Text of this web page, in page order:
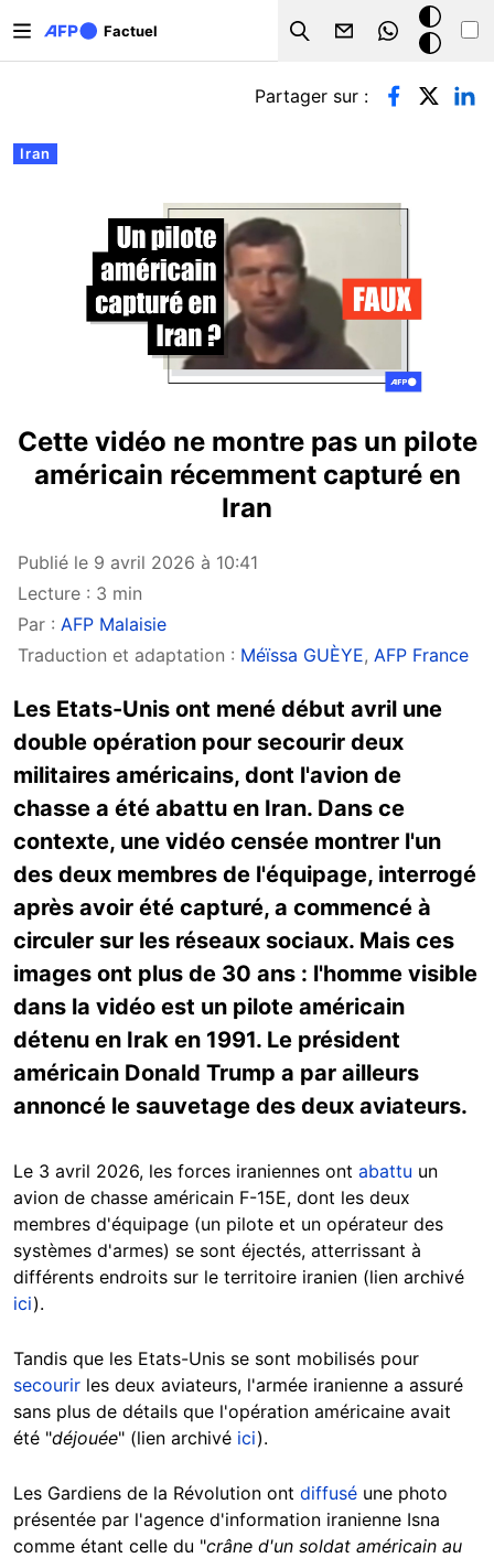
Factuel
Search
Mode
sombre
Onglets principaux
Iran
Partager sur :
Cette vidéo ne montre pas un pilote
américain récemment capturé en
Iran
Publié le 9 avril 2026 à 10:41
Lecture : 3 min
Par : AFP Malaisie
Traduction et adaptation : Méïssa GUÈYE, AFP France
Les Etats-Unis ont mené début avril une
double opération pour secourir deux
militaires américains, dont l'avion de
chasse a été abattu en Iran. Dans ce
contexte, une vidéo censée montrer l'un
des deux membres de l'équipage, interrogé
après avoir été capturé, a commencé à
circuler sur les réseaux sociaux. Mais ces
images ont plus de 30 ans : l'homme visible
dans la vidéo est un pilote américain
détenu en Irak en 1991. Le président
américain Donald Trump a par ailleurs
annoncé le sauvetage des deux aviateurs.
Le 3 avril 2026, les forces iraniennes ont abattu un
avion de chasse américain F-15E, dont les deux
membres d'équipage (un pilote et un opérateur des
systèmes d'armes) se sont éjectés, atterrissant à
différents endroits sur le territoire iranien (lien archivé
ici).
Tandis que les Etats-Unis se sont mobilisés pour
secourir les deux aviateurs, l'armée iranienne a assuré
sans plus de détails que l'opération américaine avait
été "déjouée" (lien archivé ici).
Les Gardiens de la Révolution ont diffusé une photo
présentée par l'agence d'information iranienne Isna
comme étant celle du "crâne d'un soldat américain au